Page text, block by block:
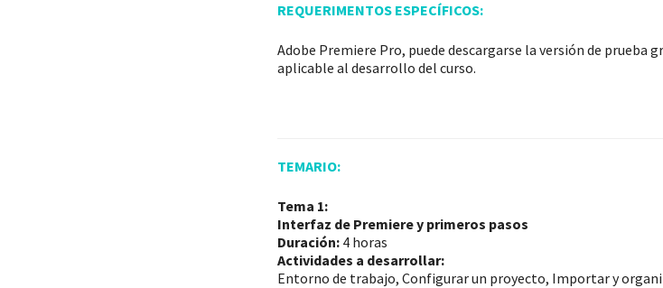
REQUERIMENTOS ESPECÍFICOS:
Adobe Premiere Pro, puede descargarse la versión de prueba
aplicable al desarrollo del curso.
TEMARIO:
Tema 1:
Interfaz de Premiere y primeros pasos
Duración: 4 horas
Actividades a desarrollar:
Entorno de trabajo, Configurar un proyecto, Importar y